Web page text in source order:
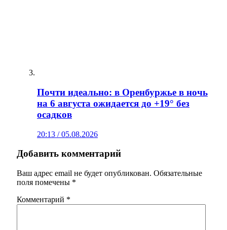
Почти идеально: в Оренбуржье в ночь
на 6 августа ожидается до +19° без
осадков
20:13 / 05.08.2026
Добавить комментарий
Ваш адрес email не будет опубликован. Обязательные
поля помечены *
Комментарий *